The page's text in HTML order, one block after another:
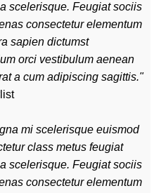
scelerisque. Feugiat sociis
consectetur elementum
sapien dictumst
orci vestibulum aenean
a cum adipiscing sagittis."
mi scelerisque euismod
class metus feugiat
scelerisque. Feugiat sociis
consectetur elementum